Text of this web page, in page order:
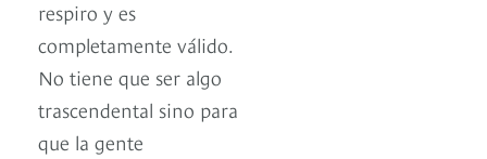
respiro y es
completamente válido.
No tiene que ser algo
trascendental sino para
que la gente